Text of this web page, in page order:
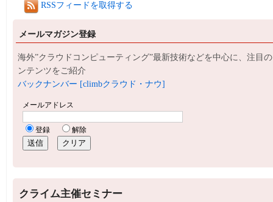
RSSフィードを取得する
メールマガジン登録
海外”クラウドコンピューティング”最新技術などを中心に、注目
ンテンツをご紹介
バックナンバー [climbクラウド・ナウ]
クライム主催セミナー